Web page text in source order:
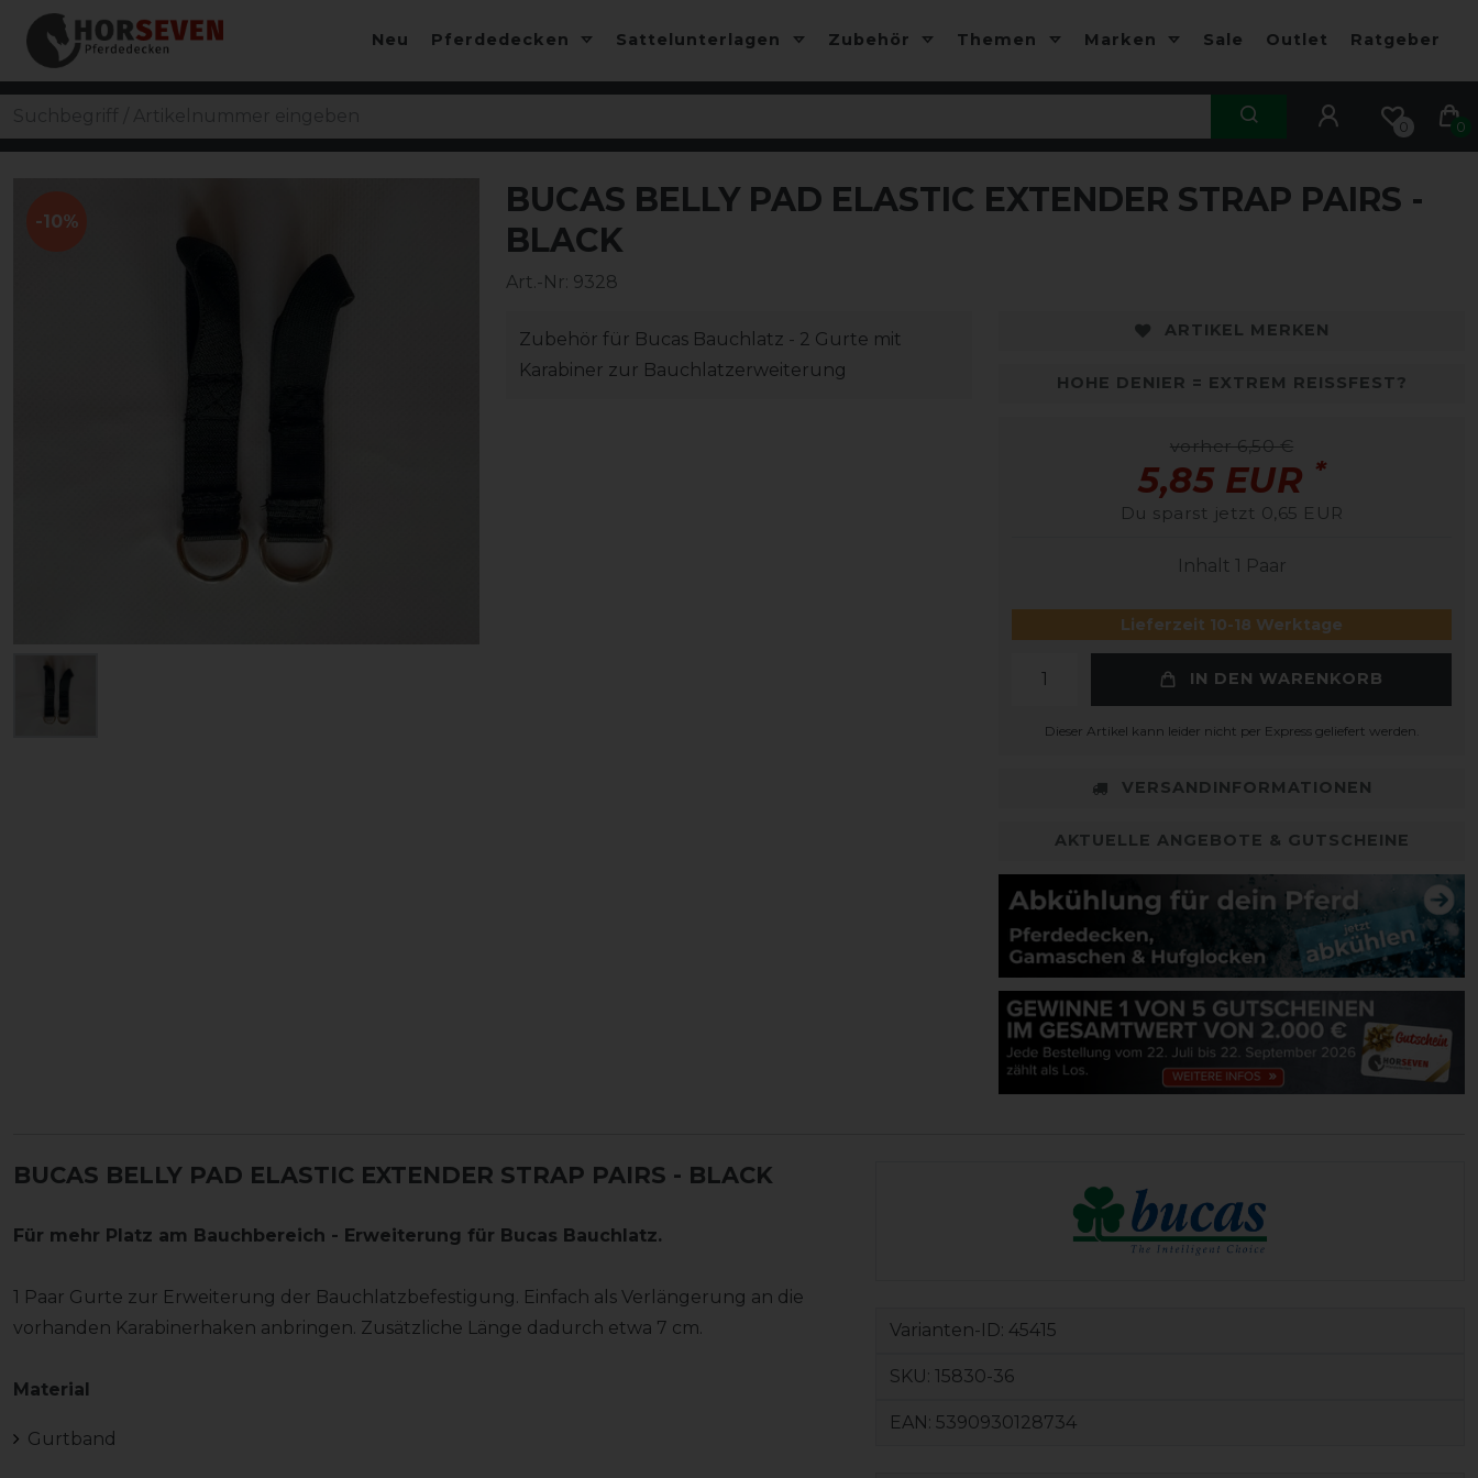
Neu Pferdedecken Sattelunterlagen Zubehör Themen Marken Sale Outlet Ratgeber
0 0
-10%
BUCAS BELLY PAD ELASTIC EXTENDER STRAP PAIRS -
BLACK
Art.-Nr: 9328
Zubehör für Bucas Bauchlatz - 2 Gurte mit
Karabiner zur Bauchlatzerweiterung
ARTIKEL MERKEN
HOHE DENIER = EXTREM REISSFEST?
vorher 6,50 €
5,85 EUR *
Du sparst jetzt 0,65 EUR
Inhalt 1 Paar
Lieferzeit 10-18 Werktage
IN DEN WARENKORB
Dieser Artikel kann leider nicht per Express geliefert werden.
VERSANDINFORMATIONEN
AKTUELLE ANGEBOTE & GUTSCHEINE
BUCAS BELLY PAD ELASTIC EXTENDER STRAP PAIRS - BLACK
Für mehr Platz am Bauchbereich - Erweiterung für Bucas Bauchlatz.
1 Paar Gurte zur Erweiterung der Bauchlatzbefestigung. Einfach als Verlängerung an die
vorhanden Karabinerhaken anbringen. Zusätzliche Länge dadurch etwa 7 cm.
Material
Gurtband
Varianten-ID: 45415
SKU: 15830-36
EAN: 5390930128734